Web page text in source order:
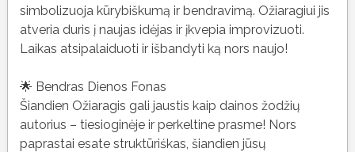
simbolizuoja kūrybiškumą ir bendravimą. Ožiaragiui jis
atveria duris į naujas idėjas ir įkvepia improvizuoti.
Laikas atsipalaiduoti ir išbandyti ką nors naujo!
🌟 Bendras Dienos Fonas
Šiandien Ožiaragis gali jaustis kaip dainos žodžių
autorius – tiesioginėje ir perkeltine prasme! Nors
paprastai esate struktūriśkas, šiandien jūsų